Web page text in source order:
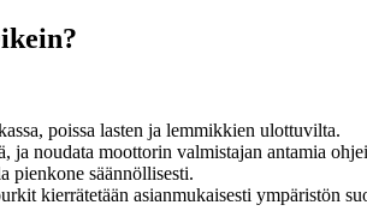
poissa lasten ja lemmikkien ulottuvilta.
ja noudata moottorin valmistajan antamia
pienkone säännöllisesti.
kierrätetään asianmukaisesti ympäristön